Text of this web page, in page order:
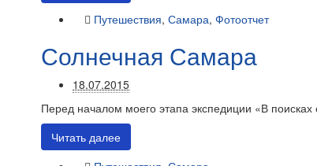
Путешествия, Самара, Фотоотчет
Солнечная Самара
18.07.2015
Перед началом моего этапа экспедиции «В
Читать далее